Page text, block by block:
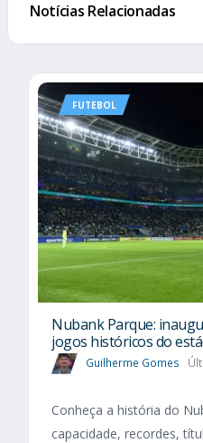
Notícias Relacionadas
FUTEBOL
Nubank Parque:
jogos históricos do
Guilherme Gomes
Conheça a história do
capacidade, recordes,